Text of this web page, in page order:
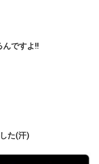
んですよ!!
た(汗)